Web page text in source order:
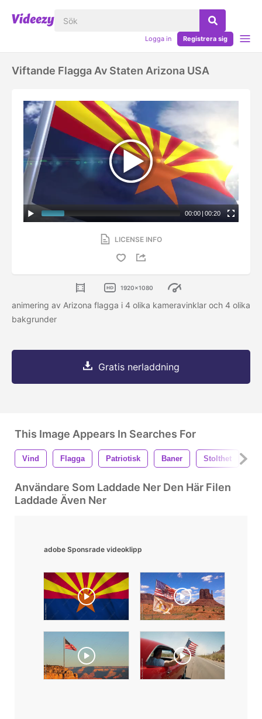
Logga in Registrera sig
Viftande Flagga Av Staten Arizona USA
00:00 | 00:20
LICENSE INFO
1920x1080
animering av Arizona flagga i 4 olika kameravinklar och 4 olika
bakgrunder
Gratis nerladdning
This Image Appears In Searches For
Vind Flagga Patriotisk Baner Stolthet
Användare Som Laddade Ner Den Här Filen
Laddade Även Ner
adobe Sponsrade videoklipp